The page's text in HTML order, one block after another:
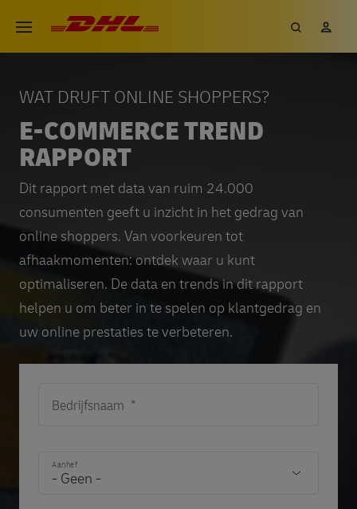
inhoud
gaan
Open menu
DHL eCommerce, ga naar de
Zoeken
E-COMMERCE TREND
RAPPORT
WAT DRIJFT ONLINE SHOPPERS?
Dit rapport met data van ruim 24.000
consumenten geeft u inzicht in het gedrag van
online shoppers. Van voorkeuren tot
afhaakmomenten: ontdek waar u kunt
optimaliseren. De data en trends in dit rapport
helpen u om beter in te spelen op klantgedrag en
uw online prestaties te verbeteren.
Bedrijfsnaam
Aanhef